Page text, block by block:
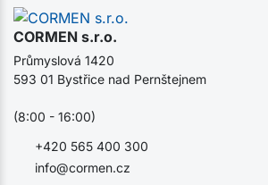
CORMEN s.r.o.
info@cormen.cz
+420 565 400 300
Průmyslová 1420
593 01 Bystřice nad Pernštejnem
(8:00 - 16:00)